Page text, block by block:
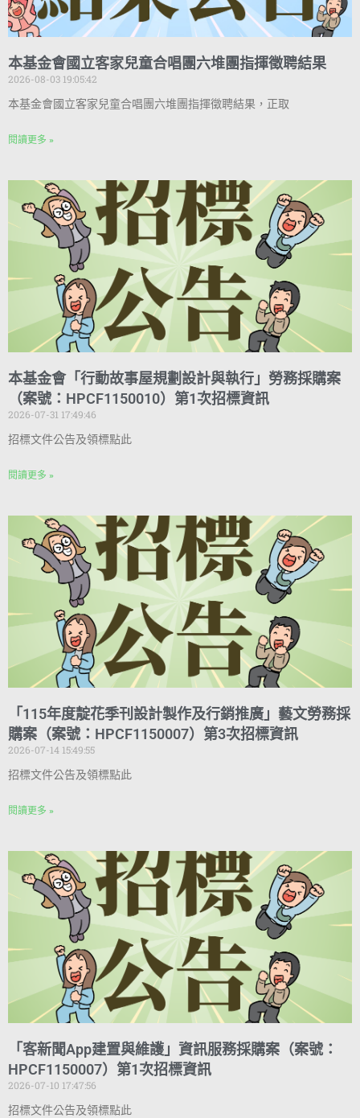
本基金會國立客家兒童合唱團六堆團指揮徵聘結果
2026-08-03 19:05:42
本基金會國立客家兒童合唱團六堆團指揮徵聘結果，正取
閱讀更多 »
本基金會「行動故事屋規劃設計與執行」勞務採購案
（案號：HPCF1150010）第1次招標資訊
2026-07-31 17:49:46
招標文件公告及領標點此
閱讀更多 »
「115年度靛花季刊設計製作及行銷推廣」藝文勞務採
購案（案號：HPCF1150007）第3次招標資訊
2026-07-14 15:49:55
招標文件公告及領標點此
閱讀更多 »
「客新聞App建置與維護」資訊服務採購案（案號：
HPCF1150007）第1次招標資訊
2026-07-10 17:47:56
招標文件公告及領標點此